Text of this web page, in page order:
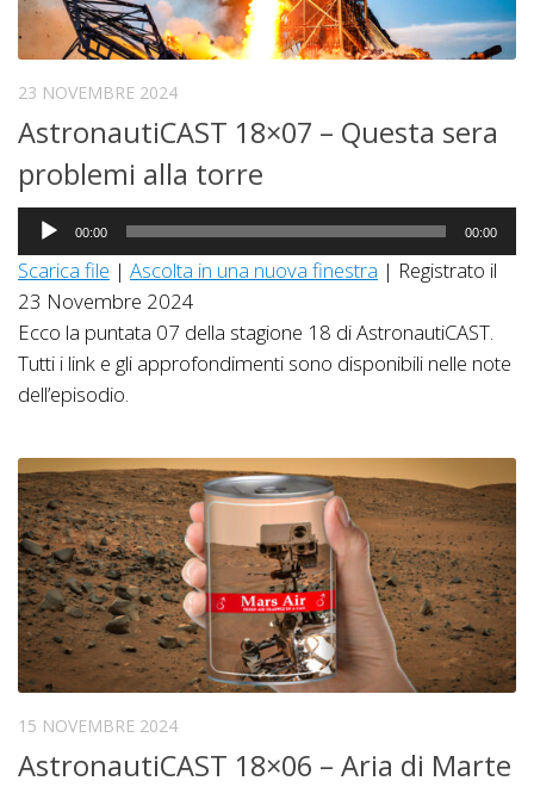
23 NOVEMBRE 2024
AstronautiCAST 18×07 – Questa sera
problemi alla torre
Audio
Player
00:00 00:00
Scarica file | Ascolta in una nuova finestra | Registrato il
23 Novembre 2024
Ecco la puntata 07 della stagione 18 di AstronautiCAST.
Tutti i link e gli approfondimenti sono disponibili nelle note
dell’episodio.
15 NOVEMBRE 2024
AstronautiCAST 18×06 – Aria di Marte